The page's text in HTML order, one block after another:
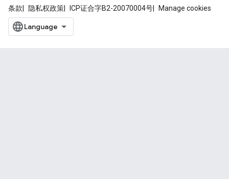
条款 隐私权政策 ICP证合字B2-20070004号 Manage cookies